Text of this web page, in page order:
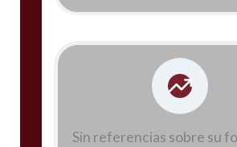
Sin referencias sobre su